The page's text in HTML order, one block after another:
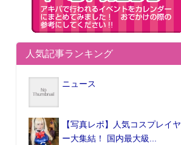
人気記事ランキング
ニュース
【写真レポ】人気コスプレイヤ
ー大集結！ 国内最大級...